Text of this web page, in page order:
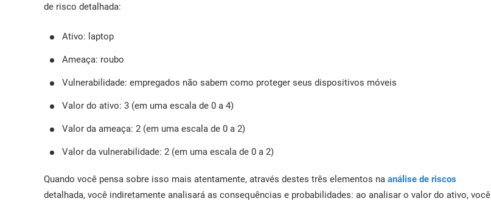
de risco detalhada:
Ativo: laptop
Ameaça: roubo
Vulnerabilidade: empregados não sabem como proteger seus dispositivos móveis
Valor do ativo: 3 (em uma escala de 0 a 4)
Valor da ameaça: 2 (em uma escala de 0 a 2)
Valor da vulnerabilidade: 2 (em uma escala de 0 a 2)
Quando você pensa sobre isso mais atentamente, através destes três elementos na análise de riscos
detalhada, você indiretamente analisará as consequências e probabilidades: ao analisar o valor do ativo, você